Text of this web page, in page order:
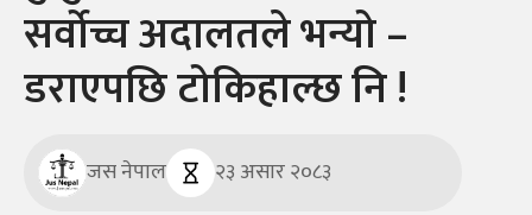
सर्वोच्च अदालतले भन्यो –
डराएपछि टोकिहाल्छ नि !
जस नेपाल २३ असार २०८३